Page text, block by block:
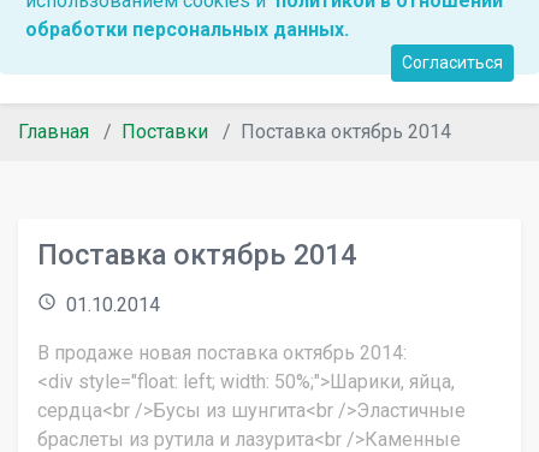
обработки персональных данных.
Согласиться
Главная Поставки Поставка октябрь 2014
Поставка октябрь 2014
access_time 01.10.2014
В продаже новая поставка октябрь 2014:
<div style="float: left; width: 50%;">Шарики, яйца,
сердца<br />Бусы из шунгита<br />Эластичные
браслеты из рутила и лазурита<br />Каменные